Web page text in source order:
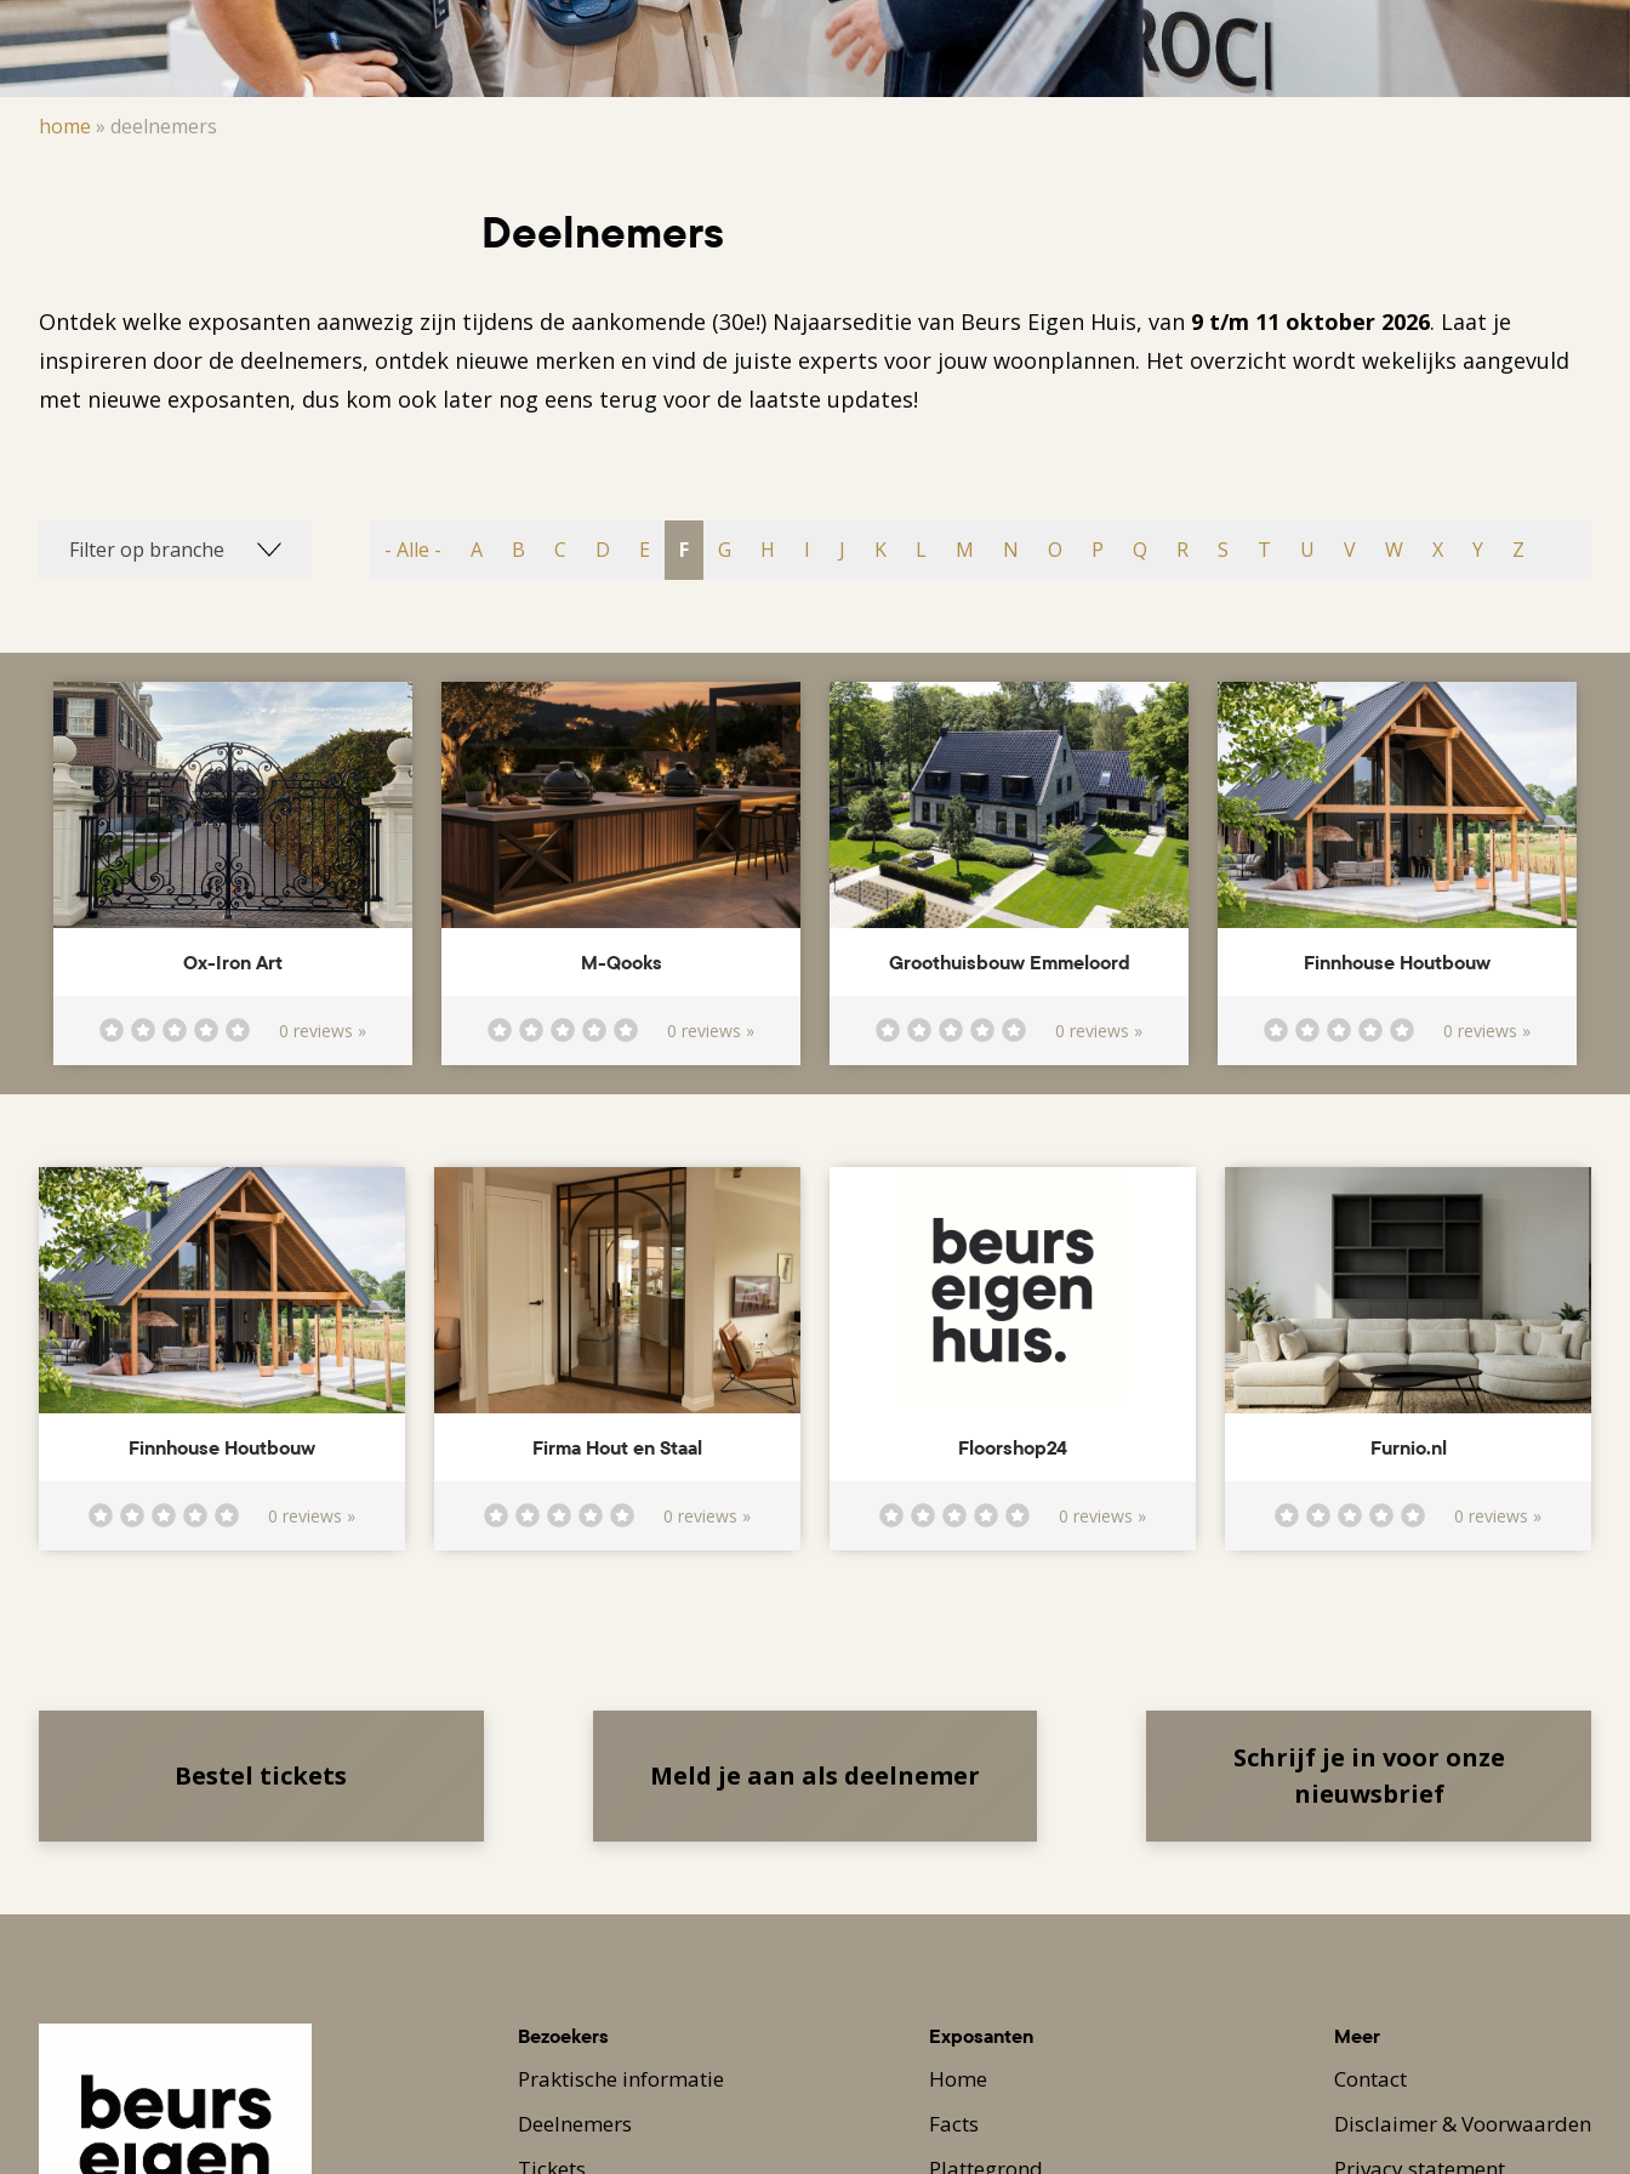
Kruimelpad
home » deelnemers
Deelnemers
Ontdek welke exposanten aanwezig zijn tijdens de aankomende (30e!) Najaarseditie van Beurs Eigen Huis, van 9 t/m 11 oktober 2026. Laat je
inspireren door de deelnemers, ontdek nieuwe merken en vind de juiste experts voor jouw woonplannen. Het overzicht wordt wekelijks aangevuld
met nieuwe exposanten, dus kom ook later nog eens terug voor de laatste updates!
Filter op branche - Alle - A B C D E F G H I J K L M N O P Q R S T U V W X Y Z
Ox-Iron Art
0 reviews »
M-Qooks
0 reviews »
Groothuisbouw Emmeloord
0 reviews »
Finnhouse Houtbouw
0 reviews »
Finnhouse Houtbouw
0 reviews »
Firma Hout en Staal
0 reviews »
Floorshop24
0 reviews »
Furnio.nl
0 reviews »
Bestel tickets Meld je aan als deelnemer
Schrijf je in voor onze
nieuwsbrief
Bezoekers
Praktische informatie
Deelnemers
Tickets
Exposanten
Home
Facts
Plattegrond
Meer
Contact
Disclaimer & Voorwaarden
Privacy statement